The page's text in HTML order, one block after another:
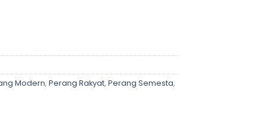
dan Media quantity
Modern, Perang Rakyat, Perang Semesta,